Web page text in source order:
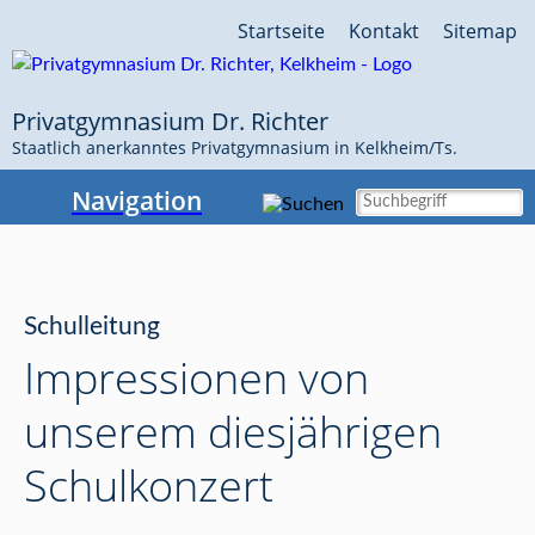
überspringen
Sitemap
Kontakt
Startseite
Privatgymnasium Dr. Richter
Staatlich anerkanntes Privatgymnasium in Kelkheim/Ts.
Navigation
Schulleitung
Impressionen von
unserem diesjährigen
Schulkonzert